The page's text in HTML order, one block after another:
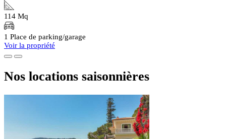
114 Mq
1 Place de parking/garage
Voir la propriété
Nos locations saisonnières